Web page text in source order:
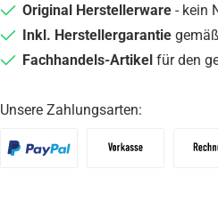
Original Herstellerware- kein
Inkl. Herstellergarantie
Fachhandels-Artikelfür den
Unsere Zahlungsarten: